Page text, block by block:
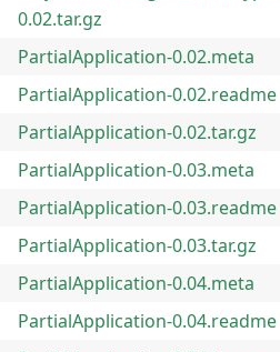
0.02.tar.gz
PartialApplication-0.02.meta
PartialApplication-0.02.readme
PartialApplication-0.02.tar.gz
PartialApplication-0.03.meta
PartialApplication-0.03.readme
PartialApplication-0.03.tar.gz
PartialApplication-0.04.meta
PartialApplication-0.04.readme